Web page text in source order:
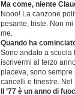
Ma come, niente
Nooo! La canzone
pesante, triste. Non
me.
Quando ha
Sono andato a scuola
iscrivermi al terzo
piaceva, sono sempre
cancelli e finestre. Nel
Il ’77 è un anno di